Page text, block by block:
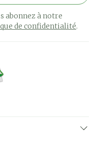
abonnez à notre
de confidentialité.